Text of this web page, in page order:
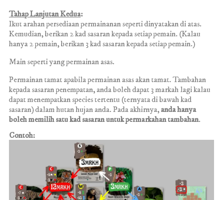
Tahap Lanjutan Kedua:
Ikut arahan persediaan permainanan seperti dinyatakan di atas.
Kemudian, berikan 2 kad sasaran kepada setiap pemain. (Kalau
hanya 2 pemain, berikan 3 kad sasaran kepada setiap pemain.)
Main seperti yang permainan asas.
Permainan tamat apabila permainan asas akan tamat. Tambahan
kepada sasaran penempatan, anda boleh dapat 3 markah lagi kalau
dapat menempatkan species tertentu (ternyata di bawah kad
sasaran) dalam hutan hujan anda. Pada akhirnya,anda hanya
boleh memilih satu kad sasaran untuk permarkahan tambahan.
Contoh: